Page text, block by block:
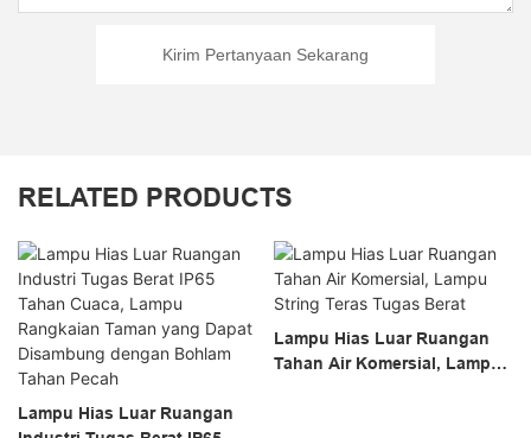
Kirim Pertanyaan Sekarang
RELATED PRODUCTS
Lampu Hias Luar Ruangan
Lampu Hias Luar Ruangan
Tahan Air Komersial, Lampu